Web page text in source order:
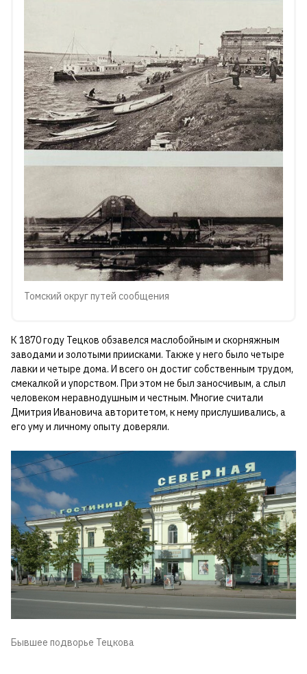
Томский округ путей сообщения
К 1870 году Тецков обзавелся маслобойным и скорняжным
заводами и золотыми приисками. Также у него было четыре
лавки и четыре дома. И всего он достиг собственным трудом,
смекалкой и упорством. При этом не был заносчивым, а слыл
человеком неравнодушным и честным. Многие считали
Дмитрия Ивановича авторитетом, к нему прислушивались, а
его уму и личному опыту доверяли.
Бывшее подворье Тецкова